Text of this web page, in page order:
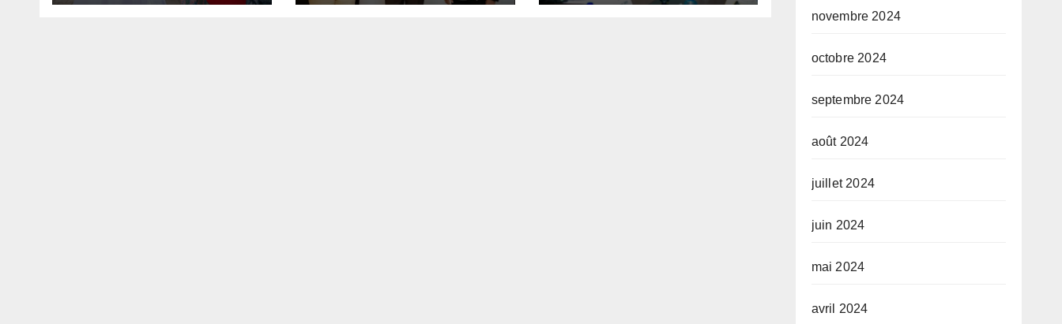
faveur du
avancées de la
nouvelles taxes
novembre 2024
octobre 2024
septembre 2024
août 2024
juillet 2024
juin 2024
mai 2024
avril 2024